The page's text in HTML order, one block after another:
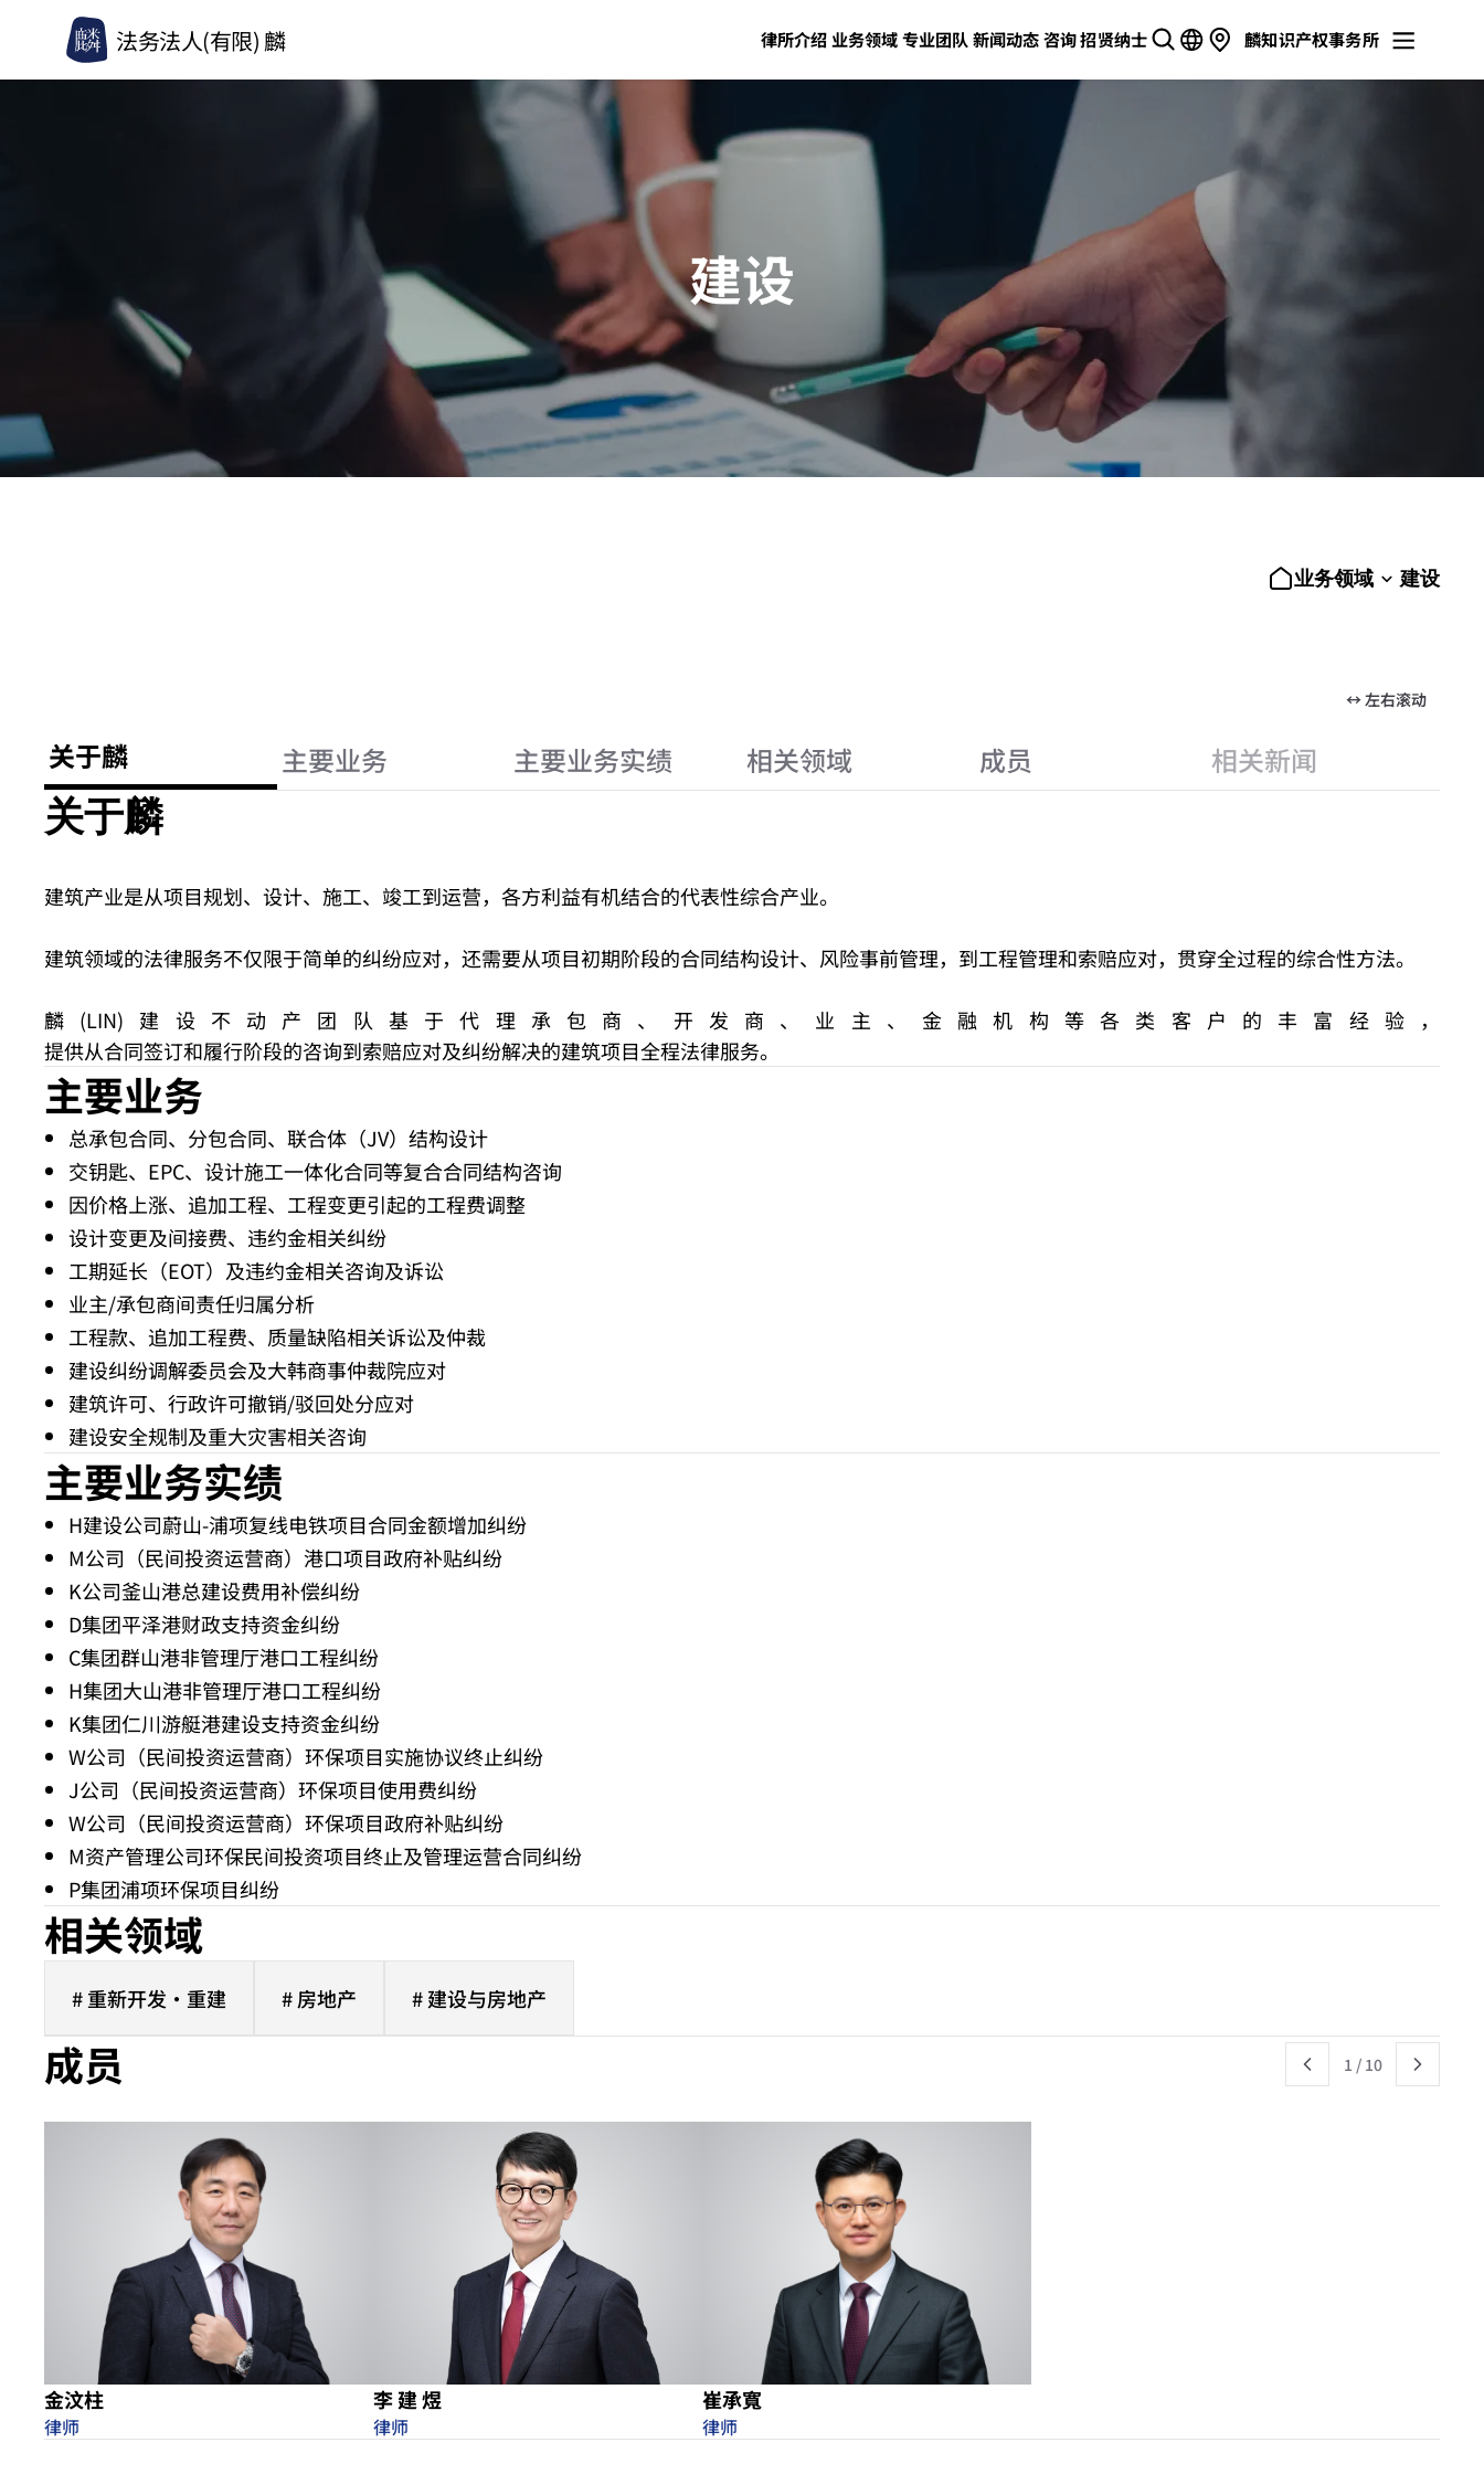
法务法人(有限) 麟 律所介绍业务领域专业团队新闻动态咨询招贤纳士 麟知识产权事务所
建设
业务领域 建设
↔ 左右滚动
关于麟 主要业务 主要业务实绩 相关领域 成员 相关新闻
关于麟
建筑产业是从项目规划、设计、施工、竣工到运营，各方利益有机结合的代表性综合产业。
建筑领域的法律服务不仅限于简单的纠纷应对，还需要从项目初期阶段的合同结构设计、风险事前管理，到工程管理和索赔应对，贯穿全过程的综合性方法。
麟(LIN)建设不动产团队基于代理承包商、开发商、业主、金融机构等各类客户的丰富经验，
提供从合同签订和履行阶段的咨询到索赔应对及纠纷解决的建筑项目全程法律服务。
主要业务
总承包合同、分包合同、联合体（JV）结构设计
交钥匙、EPC、设计施工一体化合同等复合合同结构咨询
因价格上涨、追加工程、工程变更引起的工程费调整
设计变更及间接费、违约金相关纠纷
工期延长（EOT）及违约金相关咨询及诉讼
业主/承包商间责任归属分析
工程款、追加工程费、质量缺陷相关诉讼及仲裁
建设纠纷调解委员会及大韩商事仲裁院应对
建筑许可、行政许可撤销/驳回处分应对
建设安全规制及重大灾害相关咨询
主要业务实绩
H建设公司蔚山-浦项复线电铁项目合同金额增加纠纷
M公司（民间投资运营商）港口项目政府补贴纠纷
K公司釜山港总建设费用补偿纠纷
D集团平泽港财政支持资金纠纷
C集团群山港非管理厅港口工程纠纷
H集团大山港非管理厅港口工程纠纷
K集团仁川游艇港建设支持资金纠纷
W公司（民间投资运营商）环保项目实施协议终止纠纷
J公司（民间投资运营商）环保项目使用费纠纷
W公司（民间投资运营商）环保项目政府补贴纠纷
M资产管理公司环保民间投资项目终止及管理运营合同纠纷
P集团浦项环保项目纠纷
相关领域
# 重新开发·重建 # 房地产 # 建设与房地产
成员 1 / 10
金汶柱
律师
李 建 煜
律师
崔承寬
律师